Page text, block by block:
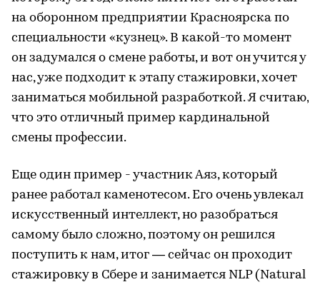
на оборонном предприятии Красноярска по
специальности «кузнец». В какой-то момент
он задумался о смене работы, и вот он учится у
нас, уже подходит к этапу стажировки, хочет
заниматься мобильной разработкой. Я считаю,
что это отличный пример кардинальной
смены профессии.
Еще один пример - участник Аяз, который
ранее работал каменотесом. Его очень увлекал
искусственный интеллект, но разобраться
самому было сложно, поэтому он решился
поступить к нам, итог — сейчас он проходит
стажировку в Сбере и занимается NLP (Natural